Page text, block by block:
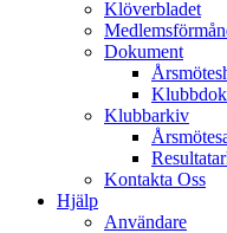
Klöverbladet
Dokument
Klubbarkiv
Kontakta Oss
Hjälp
Användare